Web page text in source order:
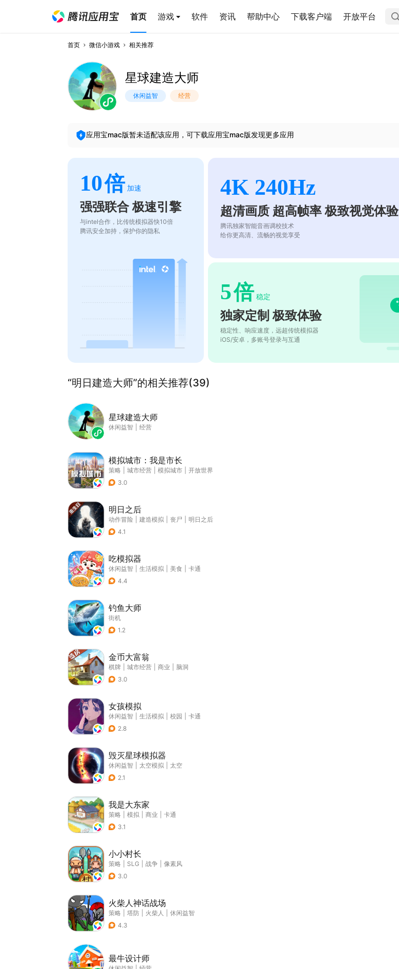
首页 游戏 软件 资讯 帮助中心 下载客户端 开放平台
首页 微信小游戏 相关推荐
星球建造大师
休闲益智 经营
应用宝mac版暂未适配该应用，可下载应用宝mac版发现更多应用
10倍 加速
强强联合 极速引擎
与intel合作，比传统模拟器快10倍
腾讯安全加持，保护你的隐私
4K 240Hz
超清画质 超高帧率 极致视觉体验
腾讯独家智能音画调校技术
给你更高清、流畅的视觉享受
5倍 稳定
独家定制 极致体验
稳定性、响应速度，远超传统模拟器
iOS/安卓，多账号登录与互通
“明日建造大师”的相关推荐(39)
星球建造大师
休闲益智 经营
模拟城市：我是市长
策略 城市经营 模拟城市
开放世界
3.0
明日之后
动作冒险 建造模拟 丧尸
明日之后
4.1
吃模拟器
休闲益智 生活模拟 美食
卡通
4.4
钓鱼大师
街机
1.2
金币大富翁
棋牌 城市经营 商业
脑洞
3.0
女孩模拟
休闲益智 生活模拟 校园
卡通
2.8
毁灭星球模拟器
休闲益智 太空模拟
太空
2.1
我是大东家
策略 模拟 商业
卡通
3.1
小小村长
策略 SLG 战争
像素风
3.0
火柴人神话战场
策略 塔防 火柴人
休闲益智
4.3
最牛设计师